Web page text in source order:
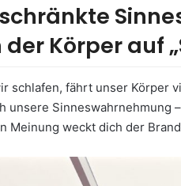
der Körper auf
schlafen, fährt unser Körper
unsere Sinneswahrnehmung
Meinung weckt dich der